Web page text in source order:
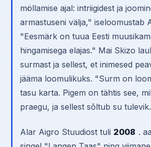
möllamise ajal: intriigidest ja
armastuseni välja," iseloomustab
"Eesmärk on tuua Eesti
hingamisega elajas." Mai Skizo
surmast ja sellest, et inimesed
jääma loomulikuks. "Surm on
tasu karta. Pigem on tähtis see,
praegu, ja sellest sõltub su
Alar Aigro Stuudiost tuli 2008 .